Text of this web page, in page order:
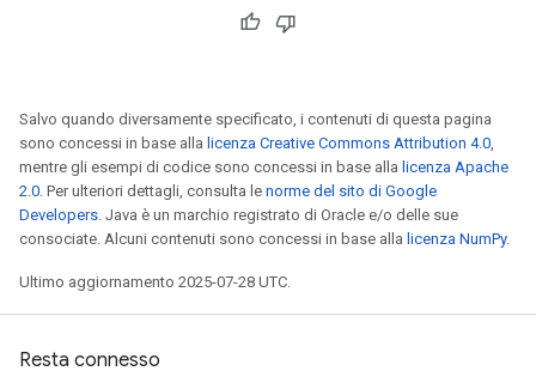
Salvo quando diversamente specificato, i contenuti di questa pagina
sono concessi in base alla licenza Creative Commons Attribution 4.0,
mentre gli esempi di codice sono concessi in base alla licenza Apache
2.0. Per ulteriori dettagli, consulta le norme del sito di Google
Developers. Java è un marchio registrato di Oracle e/o delle sue
consociate. Alcuni contenuti sono concessi in base alla licenza NumPy.
Ultimo aggiornamento 2025-07-28 UTC.
Resta connesso